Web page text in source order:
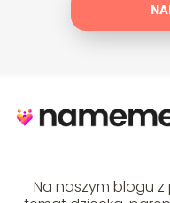
Na naszym blogu